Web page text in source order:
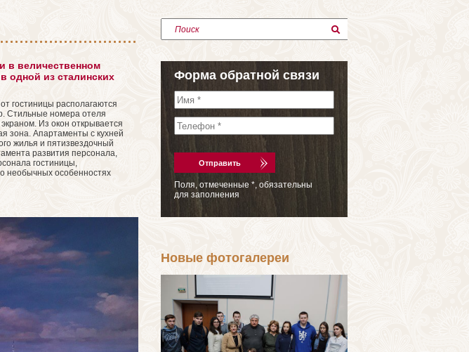
в величественном
одной из сталинских
гостиницы располагаются
Стильные номера отеля
Из окон открывается
зона. Апартаменты с кухней
жилья и пятизвездочный
развития персонала,
гостиницы,
необычных особенностях
Поиск
Форма обратной связи
Поля, отмеченные *, обязательны
для заполнения
Новые фотогалереи